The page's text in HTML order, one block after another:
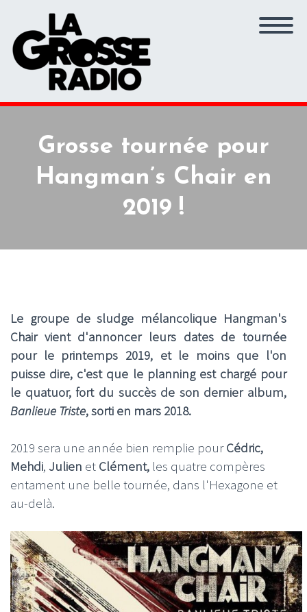
Grosse tournée pour
Hangman’s Chair en
2019 !
Le groupe de sludge mélancolique Hangman's
Chair vient d'annoncer leurs dates de tournée
pour le printemps 2019, et le moins que l'on
puisse dire, c'est que le planning est chargé pour
le quatuor, fort du succès de son dernier album,
Banlieue Triste, sorti en mars 2018.
2019 sera une année bien remplie pourCédric,
Mehdi, Julien et Clément, les quatre compères
entament une belle tournée, dans l'Hexagone et
au-delà.